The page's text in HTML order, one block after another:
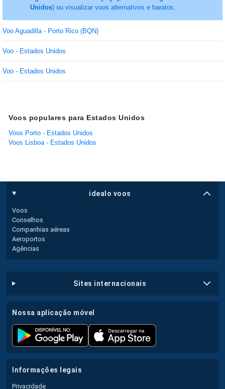
Unidos) ou visualizar voos alternativos e baratos.
Voo Aguadilla - Porto Rico (BQN)
Voo - Estados Unidos
Voo - Estados Unidos
Voos populares para Estados Unidos
Voos Porto - Estados Unidos
Voos Lisboa - Estados Unidos
idealo voos
Voos
Conselhos
Companhias aéreas
Aeroportos
Agências
sites internacionais
nossa aplicação móvel
informações legais
Privacidade